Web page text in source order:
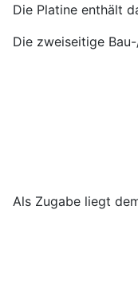
Die Platine enthält
Die zweiseitige
Als Zugabe liegt